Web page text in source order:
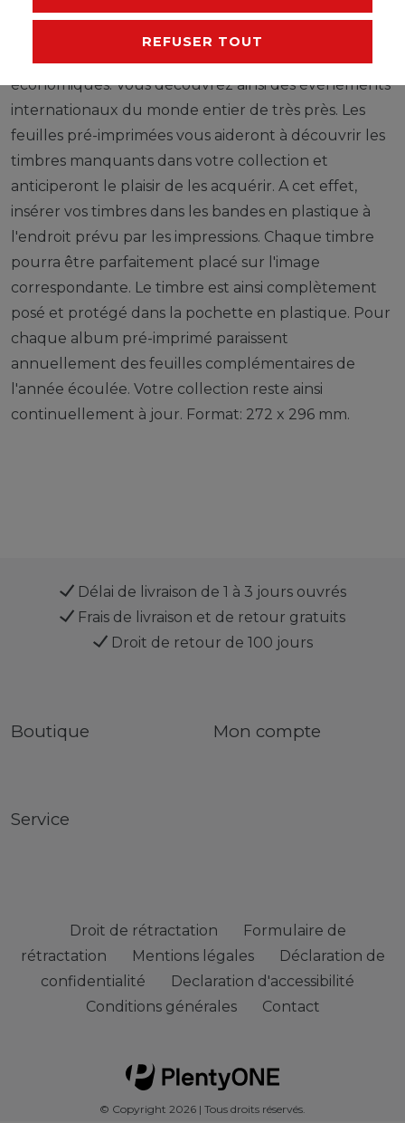
donnent un aperçu de la culture et montrent des
économiques. Vous découvrez ainsi des évènements
internationaux du monde entier de très près. Les
feuilles pré-imprimées vous aideront à découvrir les
timbres manquants dans votre collection et
anticiperont le plaisir de les acquérir. A cet effet,
insérer vos timbres dans les bandes en plastique à
l'endroit prévu par les impressions. Chaque timbre
pourra être parfaitement placé sur l'image
correspondante. Le timbre est ainsi complètement
posé et protégé dans la pochette en plastique. Pour
chaque album pré-imprimé paraissent
annuellement des feuilles complémentaires de
l'année écoulée. Votre collection reste ainsi
continuellement à jour. Format: 272 x 296 mm.
Délai de livraison de 1 à 3 jours ouvrés
Frais de livraison et de retour gratuits
Droit de retour de 100 jours
Boutique Mon compte
Service
Droit de rétractation
Formulaire de
rétractation
Mentions légales
Déclaration de
confidentialité
Declaration d'accessibilité
Conditions générales
Contact
© Copyright 2026 | Tous droits réservés.
REFUSER TOUT